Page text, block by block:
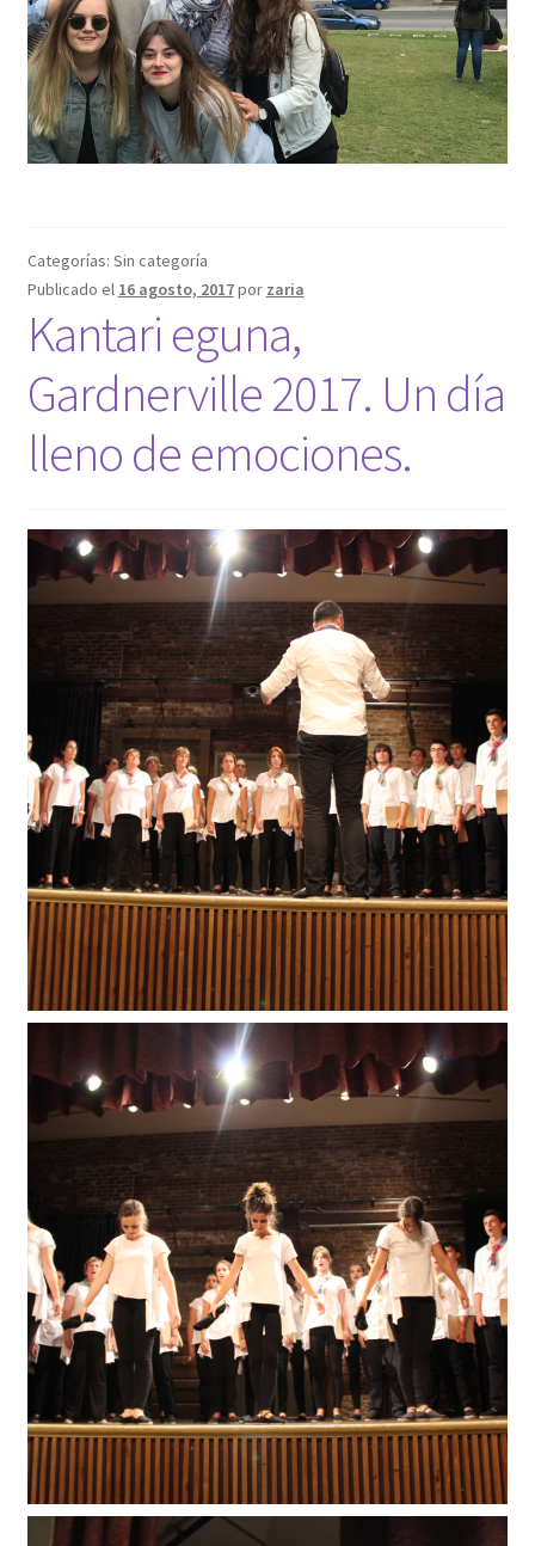
Categorías: Sin categoría
Publicado el 16 agosto, 2017por zaria
Kantari eguna,
Gardnerville 2017. Un día
lleno de emociones.